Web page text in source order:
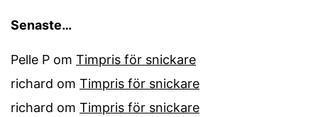
Senaste…
Pelle P om Timpris för snickare
richard om Timpris för snickare
richard om Timpris för snickare